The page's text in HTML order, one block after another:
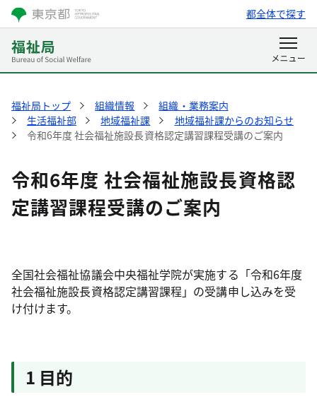
都全体で探す
福祉局トップ 組織情報
組織・業務案内
生活福祉部
地域福祉課
地域福祉課からのお知らせ
令和6年度 社会福祉施設長資格認定講習課程受講のご案内
令和6年度 社会福祉施設長資格認
定講習課程受講のご案内
全国社会福祉協議会中央福祉学院が実施する「令和6年度
社会福祉施設長資格認定講習課程」の受講申し込みを受
け付けます。
1 目的